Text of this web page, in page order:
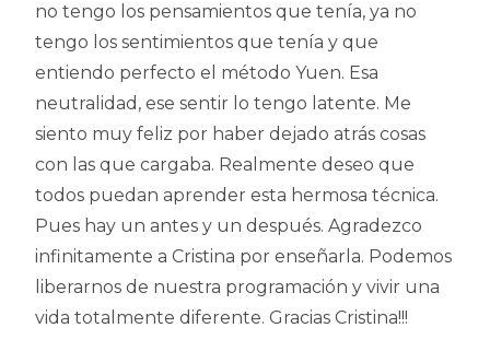
no tengo los pensamientos que tenía, ya no
tengo los sentimientos que tenía y que
entiendo perfecto el método Yuen. Esa
neutralidad, ese sentir lo tengo latente. Me
siento muy feliz por haber dejado atrás cosas
con las que cargaba. Realmente deseo que
todos puedan aprender esta hermosa técnica.
Pues hay un antes y un después. Agradezco
infinitamente a Cristina por enseñarla. Podemos
liberarnos de nuestra programación y vivir una
vida totalmente diferente. Gracias Cristina!!!